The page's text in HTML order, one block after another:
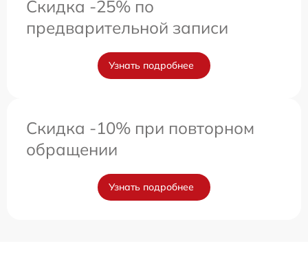
Скидка -25% по
предварительной записи
Узнать подробнее
Скидка -10% при повторном
обращении
Узнать подробнее